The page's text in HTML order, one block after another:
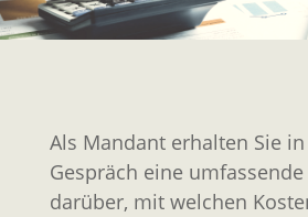
Als Mandant erhalten Sie
Gespräch eine
darüber, mit welchen